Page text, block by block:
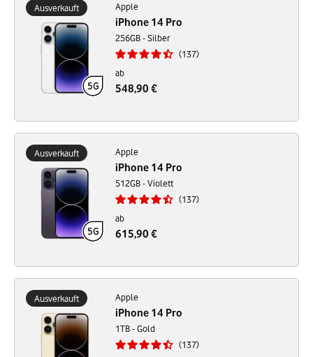
Ausverkauft Apple
iPhone 14 Pro
256GB - Silber
137
ab
548,90 €
Ausverkauft Apple
iPhone 14 Pro
512GB - Violett
137
ab
615,90 €
Ausverkauft Apple
iPhone 14 Pro
1TB - Gold
137